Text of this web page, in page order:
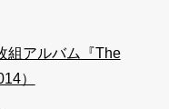
組アルバム『The
）